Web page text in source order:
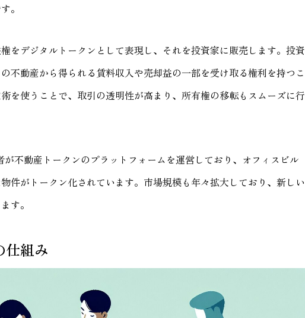
。
をデジタルトークンとして表現し、それを投資家に販売します。投資
不動産から得られる賃料収入や売却益の一部を受け取る権利を持つこ
を使うことで、取引の透明性が高まり、所有権の移転もスムーズに行
不動産トークンのプラットフォームを運営しており、オフィスビル
件がトークン化されています。市場規模も年々拡大しており、新しい
す。
仕組み